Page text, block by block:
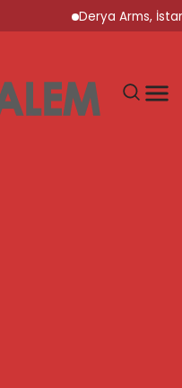
Derya Arms, İstanbul